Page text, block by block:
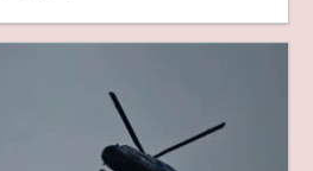
panasonic pc